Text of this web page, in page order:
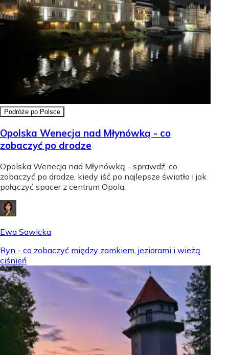
Podróże po Polsce
Opolska Wenecja nad Młynówką - co
zobaczyć po drodze
Opolska Wenecja nad Młynówką - sprawdź, co
zobaczyć po drodze, kiedy iść po najlepsze światło i jak
połączyć spacer z centrum Opola.
Ewa Sawicka
Ryn - co zobaczyć między zamkiem, jeziorami i wieżą
ciśnień